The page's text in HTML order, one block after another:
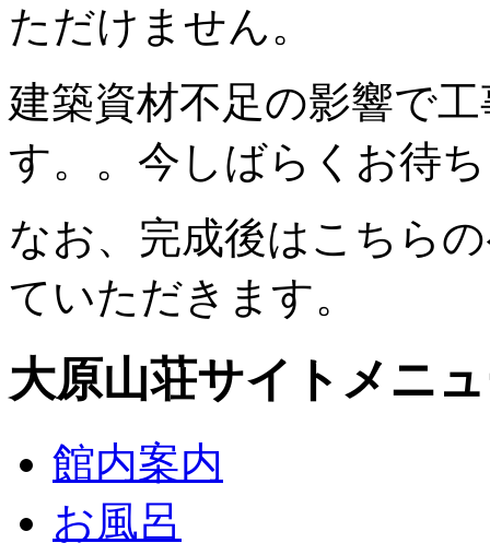
ただけません。
建築資材不足の影響で
す。。今しばらくお待
なお、完成後はこちら
ていただきます。
大原山荘サイトメニ
館内案内
お風呂